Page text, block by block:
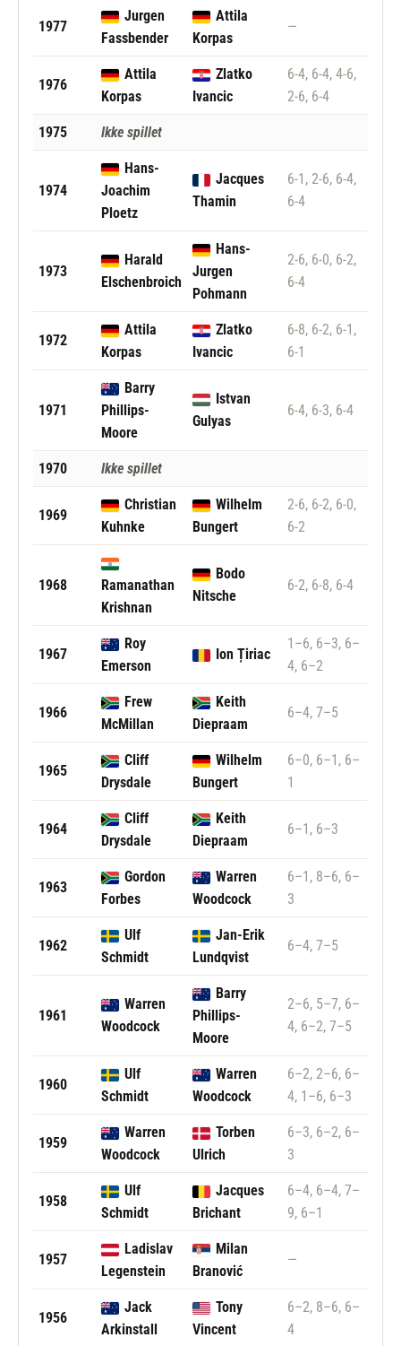
1977
Jurgen
Fassbender
Attila
Korpas
—
1976
Attila
Korpas
Zlatko
Ivancic
6-4, 6-4, 4-6,
2-6, 6-4
1975 Ikke spillet
1974
Hans-
Joachim
Ploetz
Jacques
Thamin
6-1, 2-6, 6-4,
6-4
1973
Harald
Elschenbroich
Hans-
Jurgen
Pohmann
2-6, 6-0, 6-2,
6-4
1972
Attila
Korpas
Zlatko
Ivancic
6-8, 6-2, 6-1,
6-1
1971
Barry
Phillips-
Moore
Istvan
Gulyas
6-4, 6-3, 6-4
1970 Ikke spillet
1969
Christian
Kuhnke
Wilhelm
Bungert
2-6, 6-2, 6-0,
6-2
1968
Ramanathan
Krishnan
Bodo
Nitsche
6-2, 6-8, 6-4
1967
Roy
Emerson
Ion Țiriac
1–6, 6–3, 6–
4, 6–2
1966
Frew
McMillan
Keith
Diepraam
6–4, 7–5
1965
Cliff
Drysdale
Wilhelm
Bungert
6–0, 6–1, 6–
1
1964
Cliff
Drysdale
Keith
Diepraam
6–1, 6–3
1963
Gordon
Forbes
Warren
Woodcock
6–1, 8–6, 6–
3
1962
Ulf
Schmidt
Jan-Erik
Lundqvist
6–4, 7–5
1961
Warren
Woodcock
Barry
Phillips-
Moore
2–6, 5–7, 6–
4, 6–2, 7–5
1960
Ulf
Schmidt
Warren
Woodcock
6–2, 2–6, 6–
4, 1–6, 6–3
1959
Warren
Woodcock
Torben
Ulrich
6–3, 6–2, 6–
3
1958
Ulf
Schmidt
Jacques
Brichant
6–4, 6–4, 7–
9, 6–1
1957
Ladislav
Legenstein
Milan
Branović
—
1956
Jack
Arkinstall
Tony
Vincent
6–2, 8–6, 6–
4